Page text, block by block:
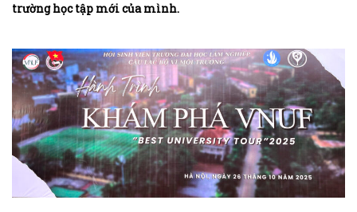
trường học tập mới của mình.